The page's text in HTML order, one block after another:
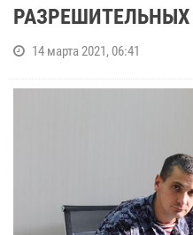
14 марта 2021, 06:41